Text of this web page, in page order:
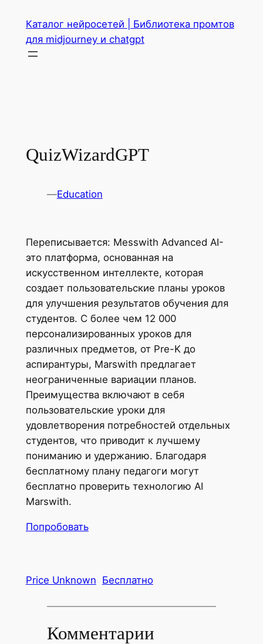
содержимому
Каталог нейросетей | Библиотека промтов
для midjourney и chatgpt
QuizWizardGPT
—Education
Переписывается: Messwith Advanced AI-
это платформа, основанная на
искусственном интеллекте, которая
создает пользовательские планы уроков
для улучшения результатов обучения для
студентов. С более чем 12 000
персонализированных уроков для
различных предметов, от Pre-K до
аспирантуры, Marswith предлагает
неограниченные вариации планов.
Преимущества включают в себя
пользовательские уроки для
удовлетворения потребностей отдельных
студентов, что приводит к лучшему
пониманию и удержанию. Благодаря
бесплатному плану педагоги могут
бесплатно проверить технологию AI
Marswith.
Попробовать
Price Unknown Бесплатно
Комментарии